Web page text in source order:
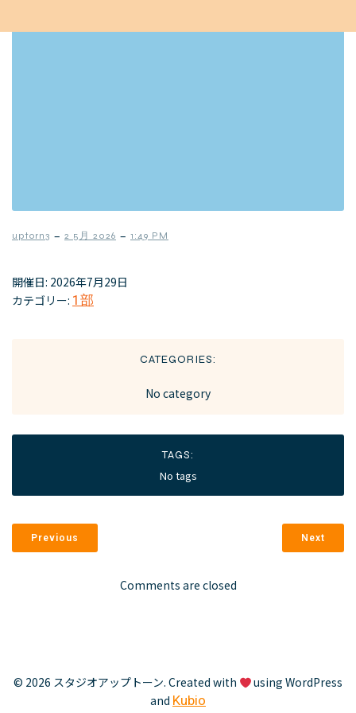
uptorn3 – 2 5月 2026 – 1:49 PM
開催日: 2026年7月29日
カテゴリー: 1部
CATEGORIES:
No category
TAGS:
No tags
Previous Next
Comments are closed
© 2026 スタジオアップトーン. Created with
using WordPress
and Kubio